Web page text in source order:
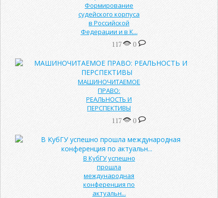
Формирование
судейского корпуса
в Российской
Федерации и в К...
117 0
МАШИНОЧИТАЕМОЕ
ПРАВО:
РЕАЛЬНОСТЬ И
ПЕРСПЕКТИВЫ
117 0
В КубГУ успешно
прошла
международная
конференция по
актуальн...